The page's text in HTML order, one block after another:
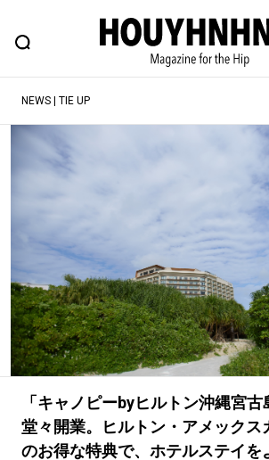
FEATURE BLOG
ヒップなファッション、カルチャー、ライフスタ
#注目のタグ
#ESSENTIAL DESIGNS #古着サミ
#NEW VINTAGE #マイナーグッド図
#路地裏てぃーん。 #MONTHLY
#GH 銘品の所以 #フイナムの
#Commune H #FOCUS IT
#ととけん #FASHION #MUSIC
#LIFESTYLE #SNEAKER
#SPORTS #HANDSOME
NEWS | TIE UP
「キャノピーbyヒルトン沖縄宮古
堂々開業。ヒルトン・アメックス
のお得な特典で、ホテルステイを